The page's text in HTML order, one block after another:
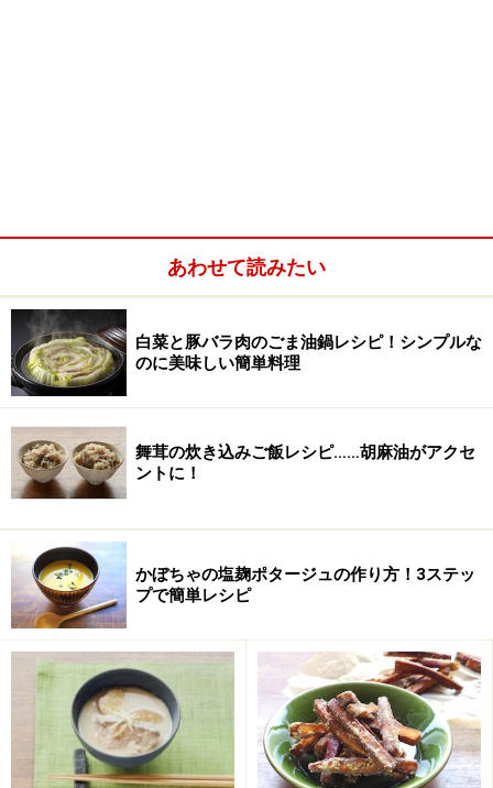
2
茹でこぼし、鍋に戻す
鍋にごぼうを入れ新しい水をひたひたに入れて火にかけ
る。沸騰させてから3分程煮立て、一度お湯を切る。
ごぼうを鍋にもどし、だし汁とひたひたになるまでの水
あわせて読みたい
白菜と豚バラ肉のごま油鍋レシピ！シンプルな
のに美味しい簡単料理
舞茸の炊き込みご飯レシピ……胡麻油がアクセ
ントに！
かぼちゃの塩麹ポタージュの作り方！3ステッ
プで簡単レシピ